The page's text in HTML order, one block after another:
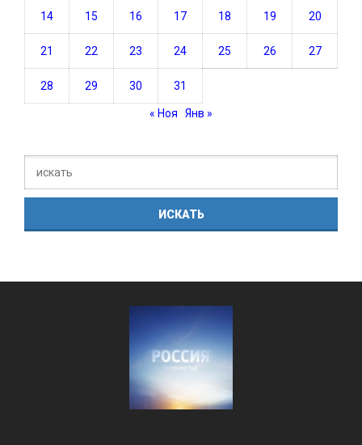
14 15 16 17 18 19 20
21 22 23 24 25 26 27
28 29 30 31
« Ноя Янв »